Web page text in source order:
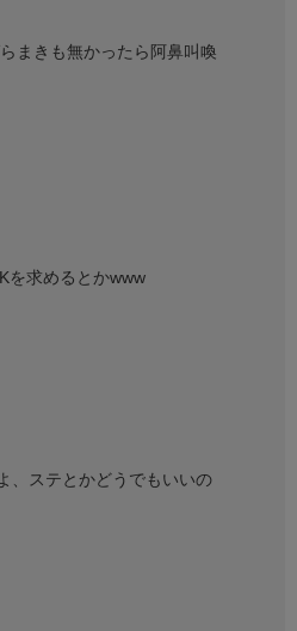
まきも無かったら阿鼻叫喚
を求めるとかwww
、ステとかどうでもいいの